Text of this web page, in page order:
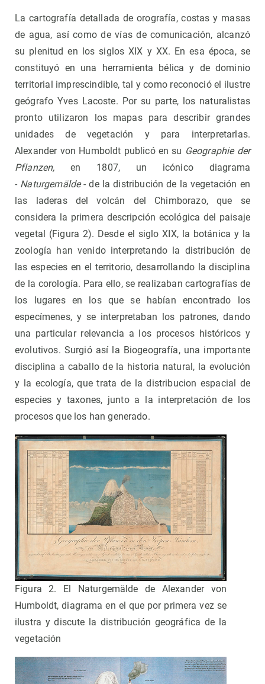
La cartografía detallada de orografía, costas y masas
de agua, así como de vías de comunicación, alcanzó
su plenitud en los siglos XIX y XX. En esa época, se
constituyó en una herramienta bélica y de dominio
territorial imprescindible, tal y como reconoció el ilustre
geógrafo Yves Lacoste. Por su parte, los naturalistas
pronto utilizaron los mapas para describir grandes
unidades de vegetación y para interpretarlas.
Alexander von Humboldt publicó en su Geographie der
Pflanzen, en 1807, un icónico diagrama
- Naturgemälde- de la distribución de la vegetación en
las laderas del volcán del Chimborazo, que se
considera la primera descripción ecológica del paisaje
vegetal (Figura 2). Desde el siglo XIX, la botánica y la
zoología han venido interpretando la distribución de
las especies en el territorio, desarrollando la disciplina
de la corología. Para ello, se realizaban cartografías de
los lugares en los que se habían encontrado los
especímenes, y se interpretaban los patrones, dando
una particular relevancia a los procesos históricos y
evolutivos. Surgió así la Biogeografía, una importante
disciplina a caballo de la historia natural, la evolución
y la ecología, que trata de la distribucion espacial de
especies y taxones, junto a la interpretación de los
procesos que los han generado.
Figura 2. El Naturgemälde de Alexander von
Humboldt, diagrama en el que por primera vez se
ilustra y discute la distribución geográfica de la
vegetación